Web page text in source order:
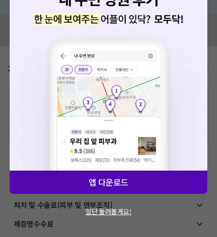
혹시 잘못된 병원정보가 있나요?
가격표
비급여 항목의 경우,추가비용 등으로 실제 가격과 상이할 수 있으니, 정확
한 가격은 해당 의료기관에 직접 문의해주세요.
급여 항목의 경우, 건강보험심사평가원에 고지되어 있는 급여 진료 기준 가
격입니다. (진료와 연관된 복합적인 비용이 추가되어, 병원마다 금액이 다르게
VAT 포함
초음파 검사료(기본초음파)
처치 및 수술료(피부 및 연부조직)
제증명수수료
앱 다운로드
일단 둘러볼게요!